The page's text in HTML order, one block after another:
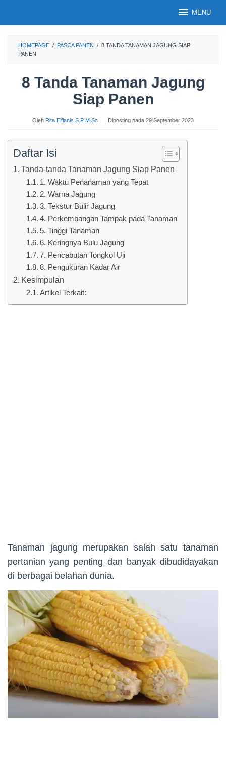
MENU
HOMEPAGE / PASCA PANEN / 8 TANDA TANAMAN JAGUNG SIAP
PANEN
8 Tanda Tanaman Jagung
Siap Panen
Oleh Rita Elfianis S.P M.Sc Diposting pada 29 September 2023
Daftar Isi
Tanda-tanda Tanaman Jagung Siap Panen
1. Waktu Penanaman yang Tepat
2. Warna Jagung
3. Tekstur Bulir Jagung
4. Perkembangan Tampak pada Tanaman
5. Tinggi Tanaman
6. Keringnya Bulu Jagung
7. Pencabutan Tongkol Uji
8. Pengukuran Kadar Air
Kesimpulan
Artikel Terkait:
Tanaman jagung merupakan salah satu tanaman
pertanian yang penting dan banyak dibudidayakan
di berbagai belahan dunia.